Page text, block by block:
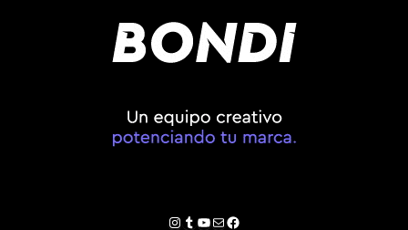
Instagram
Tumblr
YouTube
Correo electrónico
Facebook